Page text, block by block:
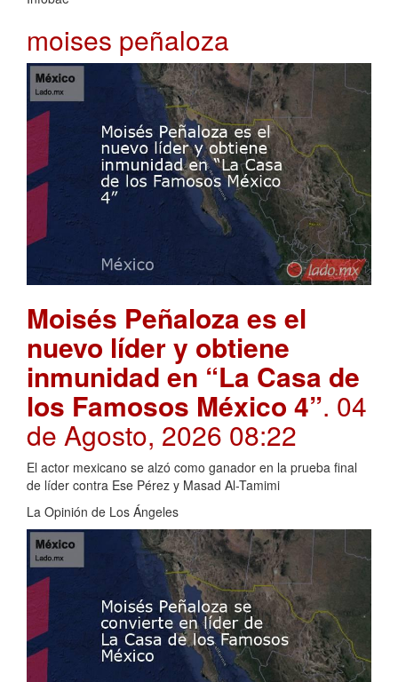
moises peñaloza
Moisés Peñaloza es el
nuevo líder y obtiene
inmunidad en “La Casa de
los Famosos México 4”. 04
de Agosto, 2026 08:22
El actor mexicano se alzó como ganador en la prueba final
de líder contra Ese Pérez y Masad Al-Tamimi
La Opinión de Los Ángeles